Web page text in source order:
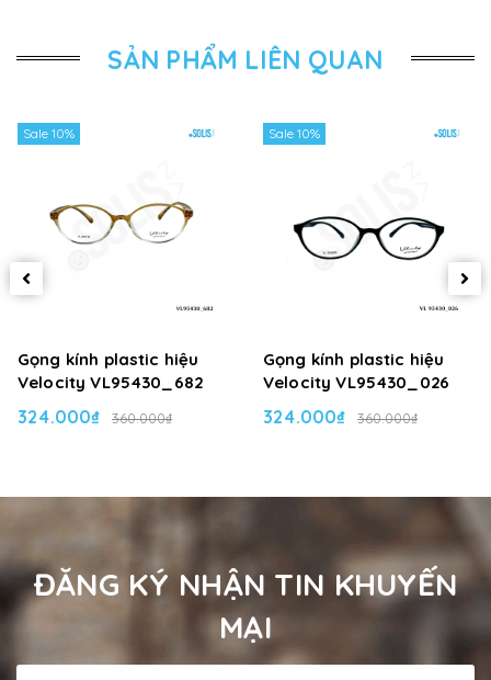
SẢN PHẨM LIÊN QUAN
Sale 10%
Gọng kính plastic hiệu
Velocity VL95430_682
324.000₫ 360.000₫
Sale 10%
Gọng kính plastic hiệu
Velocity VL95430_026
324.000₫ 360.000₫
ĐĂNG KÝ NHẬN TIN KHUYẾN
MẠI